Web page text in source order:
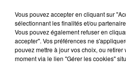
LES ARTICLES LES
Vous pouvez accepter en cliquant sur
sélectionnant les finalités et/ou
Vous pouvez également refuser en
accepter". Vos préférences ne
pouvez mettre à jour vos choix, ou retirer
moment via le lien "Gérer les cookies"